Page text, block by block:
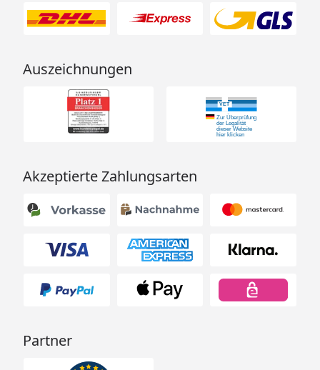
Auszeichnungen
Akzeptierte Zahlungsarten
Partner